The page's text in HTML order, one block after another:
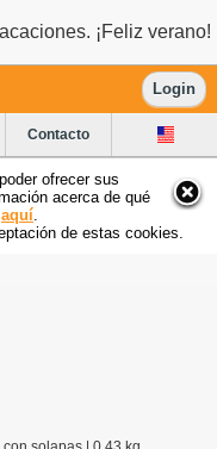
¡Feliz verano!
Login
Contacto
ofrecer sus
acerca de qué
aquí
de estas cookies.